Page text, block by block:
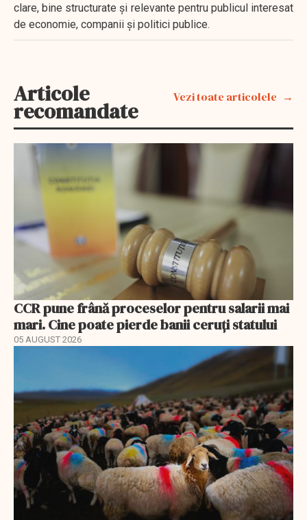
clare, bine structurate și relevante pentru publicul interesat
de economie, companii și politici publice.
Articole
recomandate
Vezi toate articolele
CCR pune frână proceselor pentru salarii mai
mari. Cine poate pierde banii ceruți statului
05 AUGUST 2026